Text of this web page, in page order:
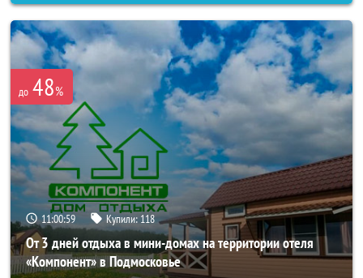
до 48%
11:00:59 Купили: 118
От 3 дней отдыха в мини-домах на территории отеля
«Компонент» в Подмосковье